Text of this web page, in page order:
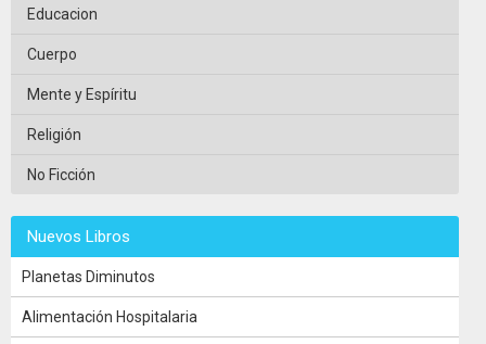
Educacion
Cuerpo
Mente y Espíritu
Religión
No Ficción
Nuevos Libros
Planetas Diminutos
Alimentación Hospitalaria